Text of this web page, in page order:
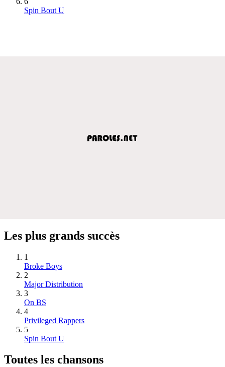
Spin Bout U
Les plus grands succès
1
Broke Boys
2
Major Distribution
3
On BS
4
Privileged Rappers
5
Spin Bout U
Toutes les chansons